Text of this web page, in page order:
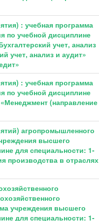
: учебная программа
по учебной дисциплине
учет, анализ
учет, анализ и аудит»
: учебная программа
по учебной дисциплине
(направление
агропромышленного
высшего
для специальности: 1-
производства в отраслях
учреждения высшего
для специальности: 1-